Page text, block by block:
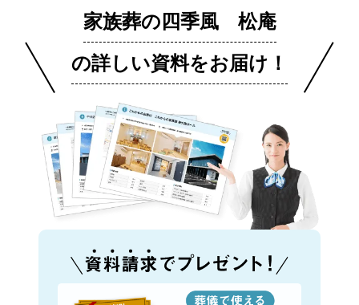
家族葬の四季風 松庵
の詳しい資料をお届け！